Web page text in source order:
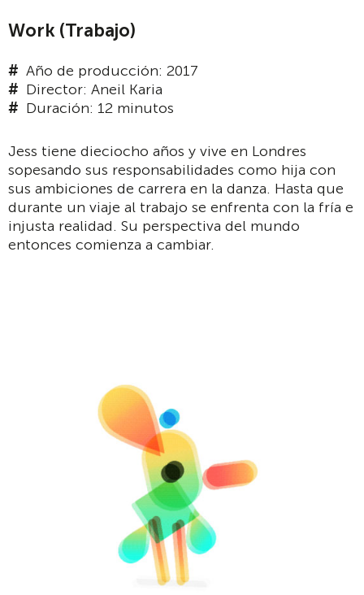
Work (Trabajo)
Año de producción: 2017
Director: Aneil Karia
Duración: 12 minutos
Jess tiene dieciocho años y vive en Londres
sopesando sus responsabilidades como hija con
sus ambiciones de carrera en la danza. Hasta que
durante un viaje al trabajo se enfrenta con la fría e
injusta realidad. Su perspectiva del mundo
entonces comienza a cambiar.